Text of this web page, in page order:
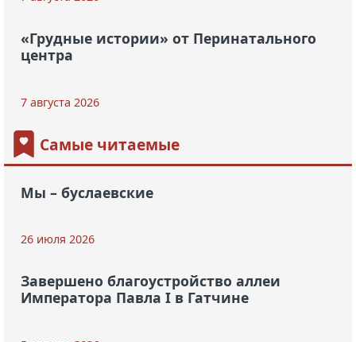
«Грудные истории» от Перинатального
центра
7 августа 2026
Самые читаемые
Мы – буслаевские
26 июля 2026
Завершено благоустройство аллеи
Императора Павла I в Гатчине